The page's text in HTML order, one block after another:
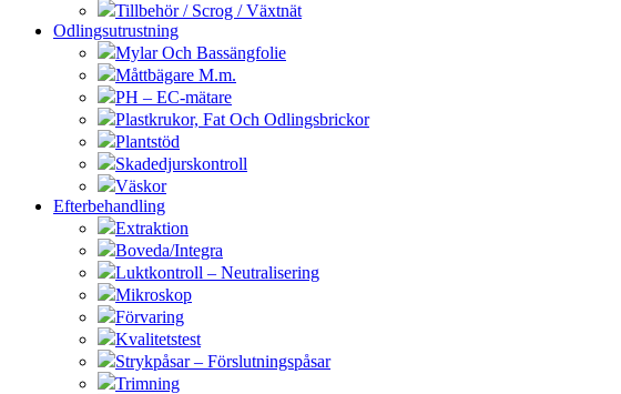
Tillbehör / Scrog / Växtnät
Odlingsutrustning
Mylar Och Bassängfolie
Måttbägare M.m.
PH – EC-mätare
Plastkrukor, Fat Och Odlingsbrickor
Plantstöd
Skadedjurskontroll
Väskor
Efterbehandling
Extraktion
Boveda/Integra
Luktkontroll – Neutralisering
Mikroskop
Förvaring
Kvalitetstest
Strykpåsar – Förslutningspåsar
Trimning